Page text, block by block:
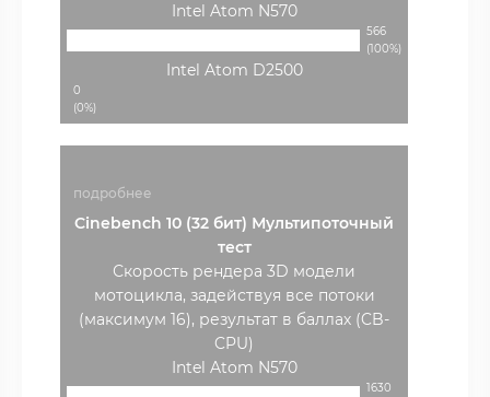
Intel Atom N570
566
(100%)
Intel Atom D2500
0
(0%)
подробнее
Cinebench 10 (32 бит) Мультипоточный
тест
Скорость рендера 3D модели
мотоцикла, задействуя все потоки
(максимум 16), результат в баллах (CB-
CPU)
Intel Atom N570
1630